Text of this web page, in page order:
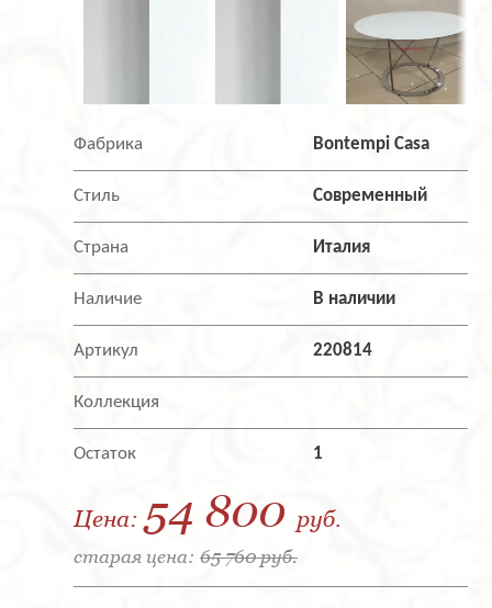
Фабрика Bontempi Casa
Стиль Современный
Страна Италия
Наличие В наличии
Артикул 220814
Коллекция
Остаток 1
Цена: 54 800 руб.
старая цена: 65 760 руб.